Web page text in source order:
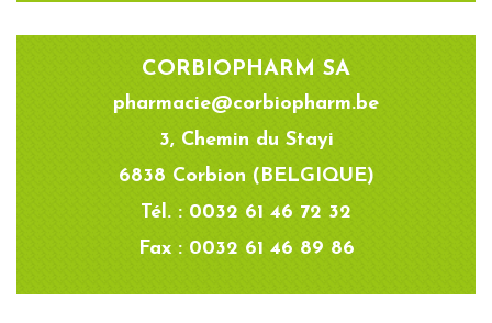
CORBIOPHARM SA
pharmacie@corbiopharm.be
3, Chemin du Stayi
6838 Corbion (BELGIQUE)
Tél. : 0032 61 46 72 32
Fax : 0032 61 46 89 86